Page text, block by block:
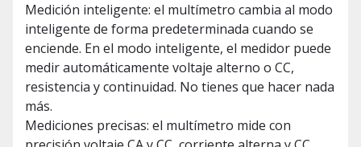
Medición inteligente: el multímetro cambia al modo
inteligente de forma predeterminada cuando se
enciende. En el modo inteligente, el medidor puede
medir automáticamente voltaje alterno o CC,
resistencia y continuidad. No tienes que hacer nada
más.
Mediciones precisas: el multímetro mide con